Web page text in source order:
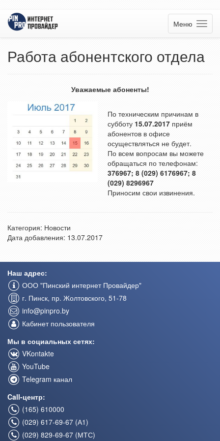
Меню
Работа абонентского отдела
Уважаемые абоненты!
По техническим причинам в
субботу 15.07.2017 приём
абонентов в офисе
осуществляться не будет.
По всем вопросам вы можете
обращаться по телефонам:
376967; 8 (029) 6176967; 8
(029) 8296967
Приносим свои извинения.
Категория: Новости
Дата добавления: 13.07.2017
Наш адрес:
ООО "Пинский интернет Провайдер"
г. Пинск, пр. Жолтовского, 51-78
info@pinpro.by
Кабинет пользователя
Мы в социальных сетях:
VKontakte
YouTube
Telegram канал
Call-центр:
(165) 610000
(029) 617-69-67 (А1)
(029) 829-69-67 (МТС)